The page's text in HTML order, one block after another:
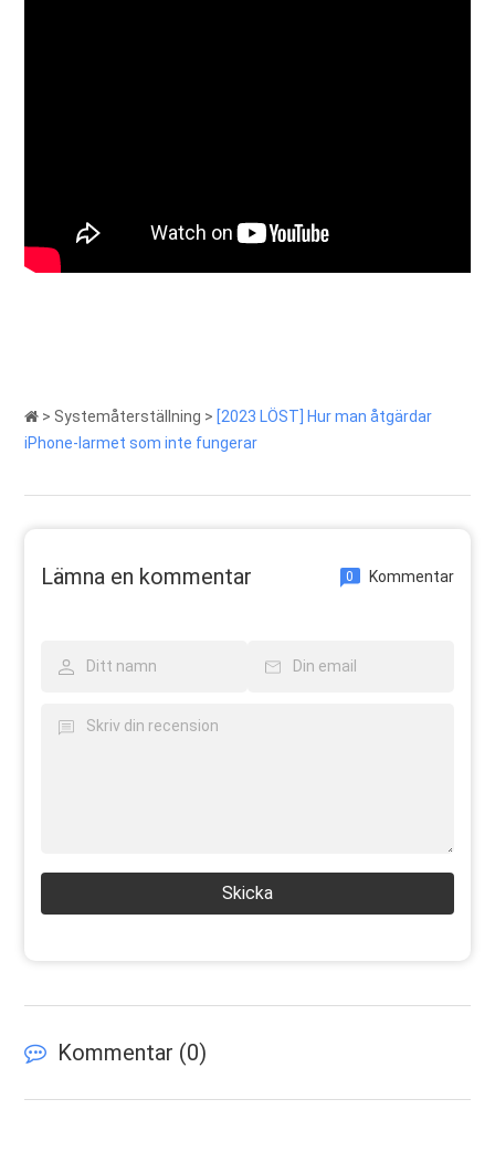
> Systemåterställning > [2023 LÖST] Hur man åtgärdar
iPhone-larmet som inte fungerar
Lämna en kommentar 0 Kommentar
Skicka
Kommentar (0)